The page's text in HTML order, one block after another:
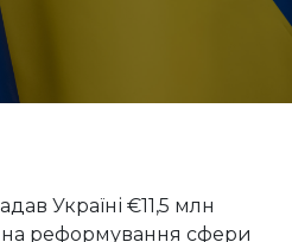
Україні €11,5 млн
на реформування сфери